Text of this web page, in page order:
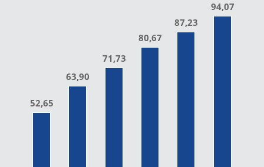
52,65
63,90
71,73
80,67
87,23
94,07